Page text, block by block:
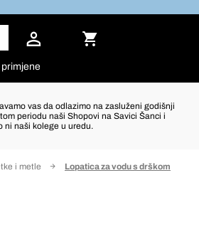
vas da odlazimo na zasluženi godišnji
periodu naši Shopovi na Savici Šanci i
ni naši kolege u uredu.
i metle Lopatica za vodu s drškom